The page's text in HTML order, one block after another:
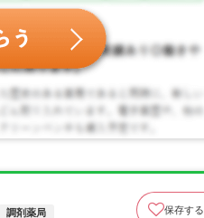
調剤薬局 保存する